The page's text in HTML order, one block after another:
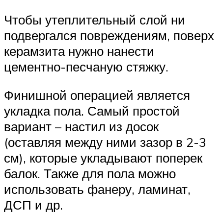
Чтобы утеплительный слой ни
подвергался повреждениям, поверх
керамзита нужно нанести
цементно-песчаную стяжку.
Финишной операцией является
укладка пола. Самый простой
вариант – настил из досок
(оставляя между ними зазор в 2-3
см), которые укладывают поперек
балок. Также для пола можно
использовать фанеру, ламинат,
ДСП и др.